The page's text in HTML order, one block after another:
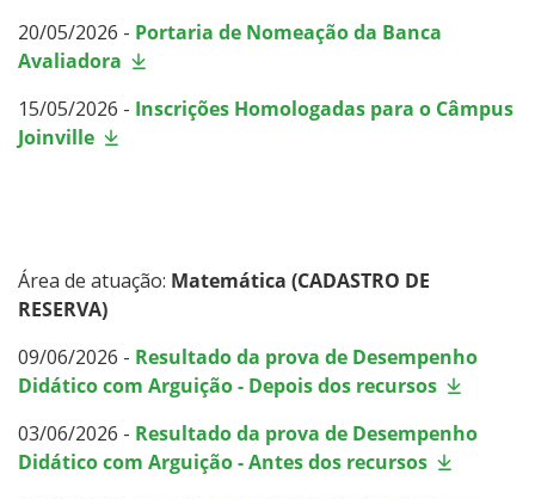
20/05/2026 - Portaria de Nomeação da Banca
Avaliadora
15/05/2026 - Inscrições Homologadas para o Câmpus
Joinville
Área de atuação: Matemática (CADASTRO DE
RESERVA)
09/06/2026 - Resultado da prova de Desempenho
Didático com Arguição - Depois dos recursos
03/06/2026 - Resultado da prova de Desempenho
Didático com Arguição - Antes dos recursos